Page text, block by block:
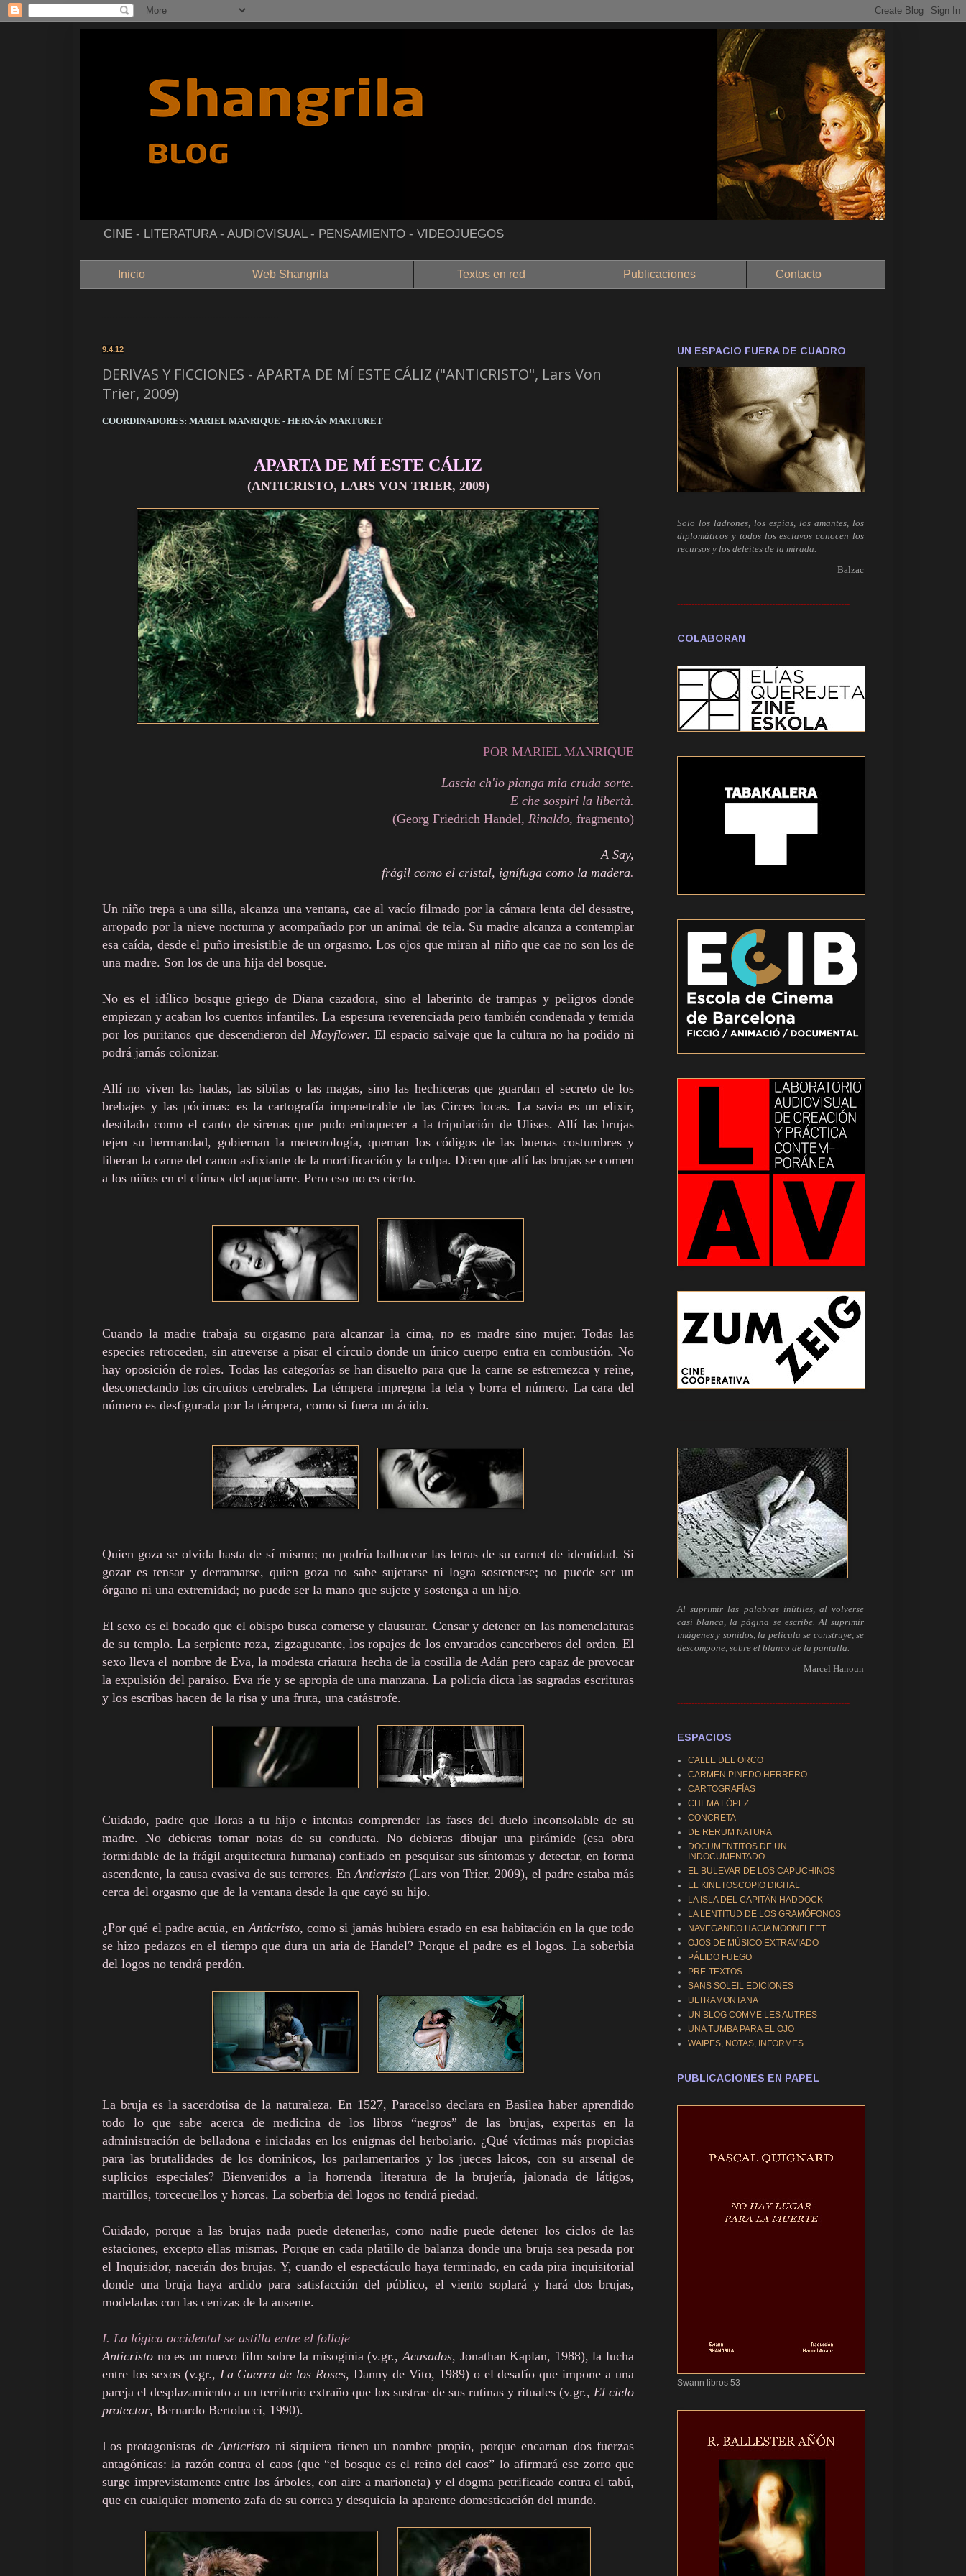
CINE - LITERATURA - AUDIOVISUAL - PENSAMIENTO - VIDEOJUEGOS
Inicio Web Shangrila Textos en red Publicaciones Contacto
9.4.12
DERIVAS Y FICCIONES - APARTA DE MÍ ESTE CÁLIZ ("ANTICRISTO", Lars Von
Trier, 2009)
COORDINADORES: MARIEL MANRIQUE - HERNÁN MARTURET
APARTA DE MÍ ESTE CÁLIZ
(ANTICRISTO, LARS VON TRIER, 2009)
POR MARIEL MANRIQUE
Lascia ch'io pianga mia cruda sorte.
E che sospiri la libertà.
(Georg Friedrich Handel, Rinaldo, fragmento)
A Say,
frágil como el cristal, ignífuga como la madera.
Un niño trepa a una silla, alcanza una ventana, cae al vacío filmado por la cámara lenta del desastre,
arropado por la nieve nocturna y acompañado por un animal de tela. Su madre alcanza a contemplar
esa caída, desde el puño irresistible de un orgasmo. Los ojos que miran al niño que cae no son los de
una madre. Son los de una hija del bosque.
No es el idílico bosque griego de Diana cazadora, sino el laberinto de trampas y peligros donde
empiezan y acaban los cuentos infantiles. La espesura reverenciada pero también condenada y temida
por los puritanos que descendieron del Mayflower. El espacio salvaje que la cultura no ha podido ni
podrá jamás colonizar.
Allí no viven las hadas, las sibilas o las magas, sino las hechiceras que guardan el secreto de los
brebajes y las pócimas: es la cartografía impenetrable de las Circes locas. La savia es un elixir,
destilado como el canto de sirenas que pudo enloquecer a la tripulación de Ulises. Allí las brujas
tejen su hermandad, gobiernan la meteorología, queman los códigos de las buenas costumbres y
liberan la carne del canon asfixiante de la mortificación y la culpa. Dicen que allí las brujas se comen
a los niños en el clímax del aquelarre. Pero eso no es cierto.
Cuando la madre trabaja su orgasmo para alcanzar la cima, no es madre sino mujer. Todas las
especies retroceden, sin atreverse a pisar el círculo donde un único cuerpo entra en combustión. No
hay oposición de roles. Todas las categorías se han disuelto para que la carne se estremezca y reine,
desconectando los circuitos cerebrales. La témperaimpregna la tela y borra el número. La cara del
número es desfigurada por la témpera, como si fuera un ácido.
Quien goza se olvida hasta de sí mismo; no podría balbucear las letras de su carnet de identidad. Si
gozar es tensar y derramarse, quien goza no sabe sujetarse ni logra sostenerse; no puede ser un
órgano ni una extremidad; no puede ser la mano que sujete y sostenga a un hijo.
El sexo es el bocado que el obispo busca comerse y clausurar. Censar y detener en las nomenclaturas
de su templo. La serpiente roza, zigzagueante, los ropajes de los envarados cancerberos del orden. El
sexo lleva el nombre de Eva, la modesta criatura hecha de la costilla de Adán pero capaz de provocar
la expulsión del paraíso. Eva ríe y se apropia de una manzana. La policía dicta las sagradas escrituras
y los escribas hacen de la risa y una fruta, una catástrofe.
Cuidado, padre que lloras a tu hijo e intentas comprender las fases del duelo inconsolable de su
madre. No debieras tomar notas de su conducta. No debieras dibujar una pirámide (esa obra
formidable de la frágil arquitectura humana) confiado en pesquisar sus síntomas y detectar, en forma
ascendente, la causa evasiva de sus terrores. En Anticristo (Lars von Trier, 2009), el padre estaba más
cerca del orgasmo que de la ventana desde la que cayó su hijo.
¿Por qué el padre actúa, en Anticristo, como si jamás hubiera estado en esa habitación en la que todo
se hizo pedazos en el tiempo que dura un aria de Handel? Porque el padre es el logos. La soberbia
del logos no tendrá perdón.
La bruja es la sacerdotisa de la naturaleza. En 1527, Paracelso declara en Basilea haber aprendido
todo lo que sabe acerca de medicina de los libros “negros” de las brujas, expertas en la
administración de belladona e iniciadas en los enigmas del herbolario. ¿Qué víctimas más propicias
para las brutalidades de los dominicos, los parlamentarios y los jueces laicos, con su arsenal de
suplicios especiales? Bienvenidos a la horrenda literatura de la brujería, jalonada de látigos,
martillos, torcecuellos y horcas. La soberbia del logos no tendrá piedad.
Cuidado, porque a las brujas nada puede detenerlas, como nadie puede detener los ciclos de las
estaciones, excepto ellas mismas. Porque en cada platillo de balanza donde una bruja sea pesada por
el Inquisidor, nacerán dos brujas. Y, cuando el espectáculo haya terminado, en cada pira inquisitorial
donde una bruja haya ardido para satisfacción del público, el viento soplará y hará dos brujas,
modeladas con las cenizas de la ausente.
I. La lógica occidental se astilla entre el follaje
Anticristo no es un nuevo film sobre la misoginia (v.gr., Acusados, Jonathan Kaplan, 1988), la lucha
entre los sexos (v.gr., La Guerra de los Roses, Danny de Vito, 1989) o el desafío que impone a una
pareja el desplazamiento a un territorio extraño que los sustrae de sus rutinas y rituales (v.gr., El cielo
protector, Bernardo Bertolucci, 1990).
Los protagonistas deAnticristo ni siquiera tienen un nombre propio, porque encarnan dos fuerzas
antagónicas: la razón contra el caos (que “el bosque es el reino del caos” lo afirmará ese zorro que
surge imprevistamente entre los árboles, con aire a marioneta) y el dogma petrificado contra el tabú,
que en cualquier momento zafa de su correa y desquicia la aparente domesticación del mundo.
UN ESPACIO FUERA DE CUADRO
Solo los ladrones, los espías, los amantes, los
diplomáticos y todos los esclavos conocen los
recursos y los deleites de la mirada.
Balzac
------------------------------------------------------------
COLABORAN
------------------------------------------------------------
Al suprimir las palabras inútiles, al volverse
casi blanca, la página se escribe. Al suprimir
imágenes y sonidos, la película se construye, se
descompone, sobre el blanco de la pantalla.
Marcel Hanoun
------------------------------------------------------------
ESPACIOS
CALLE DEL ORCO
CARMEN PINEDO HERRERO
CARTOGRAFÍAS
CHEMA LÓPEZ
CONCRETA
DE RERUM NATURA
DOCUMENTITOS DE UN
INDOCUMENTADO
EL BULEVAR DE LOS CAPUCHINOS
EL KINETOSCOPIO DIGITAL
LA ISLA DEL CAPITÁN HADDOCK
LA LENTITUD DE LOS GRAMÓFONOS
NAVEGANDO HACIA MOONFLEET
OJOS DE MÚSICO EXTRAVIADO
PÁLIDO FUEGO
PRE-TEXTOS
SANS SOLEIL EDICIONES
ULTRAMONTANA
UN BLOG COMME LES AUTRES
UNA TUMBA PARA EL OJO
WAIPES, NOTAS, INFORMES
PUBLICACIONES EN PAPEL
Swann libros 53